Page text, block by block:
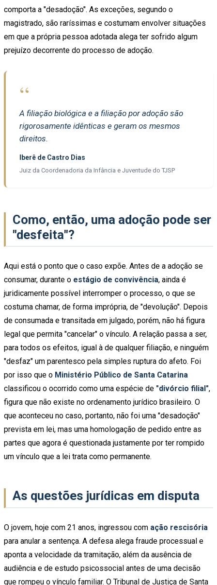
comporta a "desadoção". As exceções, segundo o
magistrado, são raríssimas e costumam envolver situações
em que a própria pessoa adotada alega ter sofrido algum
prejuízo decorrente do processo de adoção.
“
A filiação biológica e a filiação por adoção são
rigorosamente idênticas e geram os mesmos
direitos.
Iberê de Castro Dias
Juiz da Coordenadoria da Infância e Juventude do TJSP
Como, então, uma adoção pode ser
"desfeita"?
Aqui está o ponto que o caso expõe. Antes de a adoção se
consumar, durante o estágio de convivência, ainda é
juridicamente possível interromper o processo, o que se
costuma chamar, de forma imprópria, de "devolução". Depois
de consumada e transitada em julgado, porém, não há figura
legal que permita "cancelar" o vínculo. A relação passa a ser,
para todos os efeitos, igual à de qualquer filiação, e ninguém
"desfaz" um parentesco pela simples ruptura do afeto. Foi
por isso que o Ministério Público de Santa Catarina
classificou o ocorrido como uma espécie de "divórcio filial",
figura que não existe no ordenamento jurídico brasileiro. O
que aconteceu no caso, portanto, não foi uma "desadoção"
prevista em lei, mas uma homologação de pedido entre as
partes que agora é questionada justamente por ter rompido
um vínculo que a lei trata como permanente.
As questões jurídicas em disputa
O jovem, hoje com 21 anos, ingressou com ação rescisória
para anular a sentença. A defesa alega fraude processual e
aponta a velocidade da tramitação, além da ausência de
audiência e de estudo psicossocial antes de uma decisão
que rompeu o vínculo familiar. O Tribunal de Justiça de Santa